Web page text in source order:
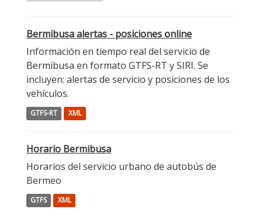
Bermibusa alertas - posiciones online
Información en tiempo real del servicio de
Bermibusa en formato GTFS-RT y SIRI. Se
incluyen: alertas de servicio y posiciones de los
vehículos.
GTFS-RT XML
Horario Bermibusa
Horarios del servicio urbano de autobús de
Bermeo
GTFS XML